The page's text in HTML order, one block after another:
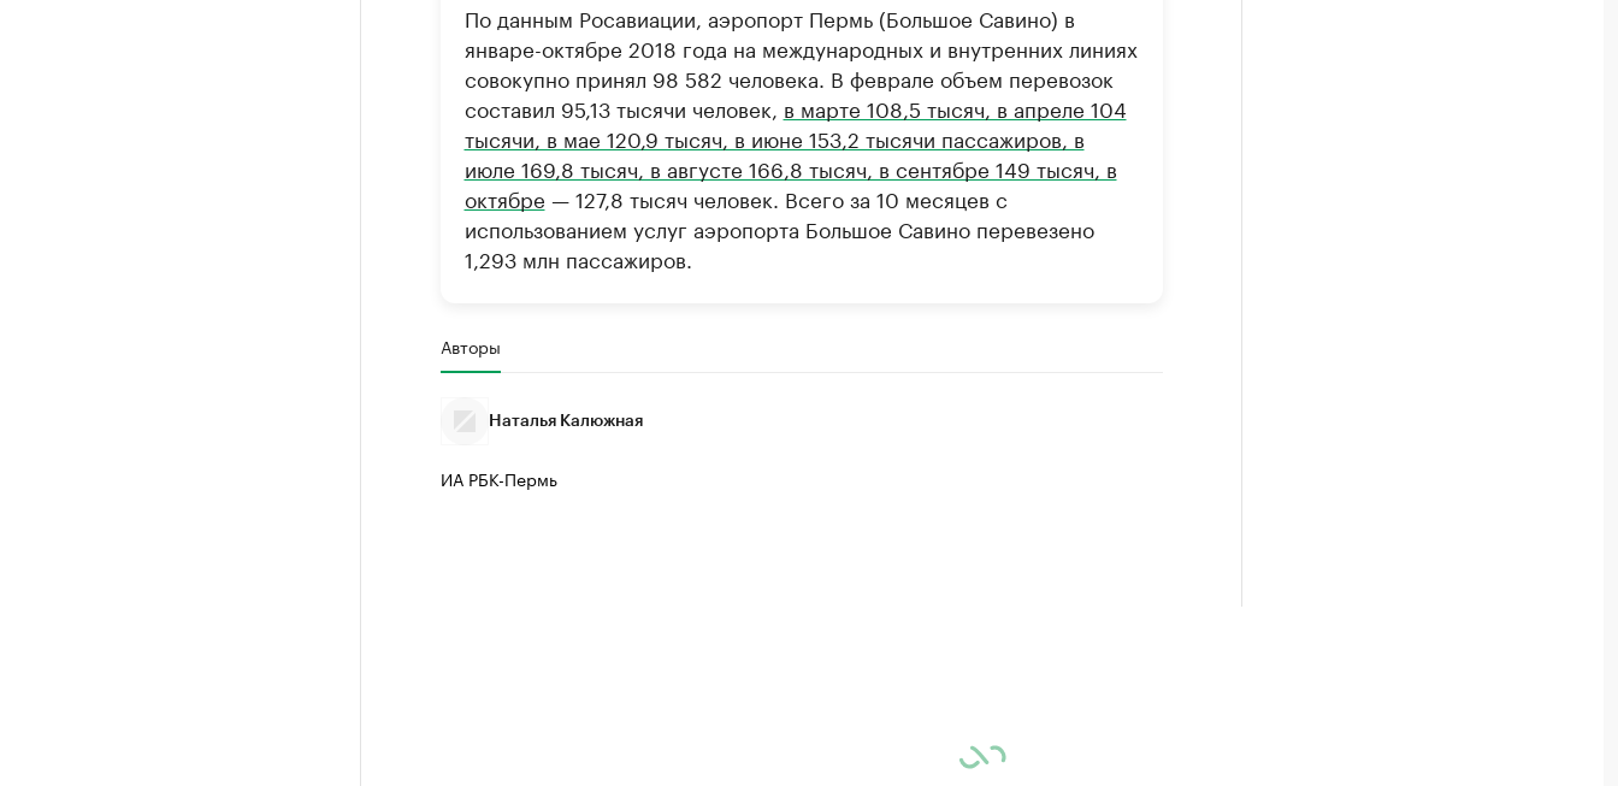
По данным Росавиации, аэропорт Пермь (Большое Савино) в
январе-октябре 2018 года на международных и внутренних линиях
совокупно принял 98 582 человека. В феврале объем перевозок
составил 95,13 тысячи человек, в марте 108,5 тысяч, в апреле 104
тысячи, в мае 120,9 тысяч, в июне 153,2 тысячи пассажиров, в
июле 169,8 тысяч, в августе 166,8 тысяч, в сентябре 149 тысяч, в
октябре — 127,8 тысяч человек. Всего за 10 месяцев с
использованием услуг аэропорта Большое Савино перевезено
1,293 млн пассажиров.
Авторы
Наталья Калюжная
ИА РБК-Пермь